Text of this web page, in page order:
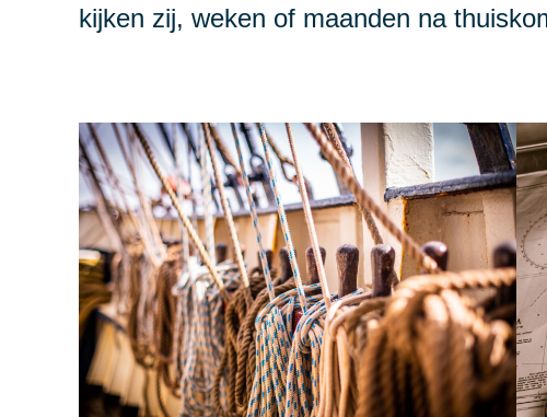
kijken zij, weken of maanden na